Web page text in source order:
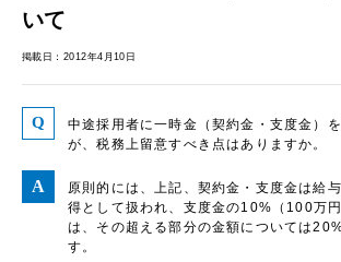
いて
掲載日：2012年4月10日
中途採用者に一時金（契約金・支度金）
が、税務上留意すべき点はありますか。
原則的には、上記、契約金・支度金は給
得として扱われ、支度金の10%（100万
は、その超える部分の金額については
す。